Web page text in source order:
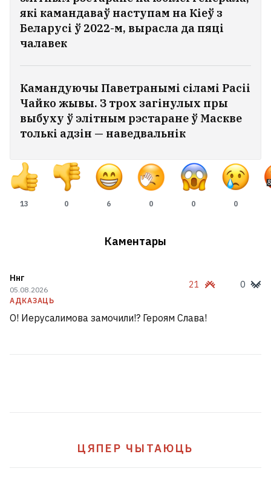
які камандаваў наступам на Кіеў з
Беларусі ў 2022-м, вырасла да пяці
чалавек
Камандуючы Паветранымі сіламі Расіі
Чайко жывы. З трох загінулых пры
выбуху ў элітным рэстаране ў Маскве
толькі адзін — наведвальнік
13 0 6 0 0 0
Каментары
Ннг
05.08.2026
АДКАЗАЦЬ
21 0
О! Иерусалимова замочили!? Героям Слава!
ЦЯПЕР ЧЫТАЮЦЬ